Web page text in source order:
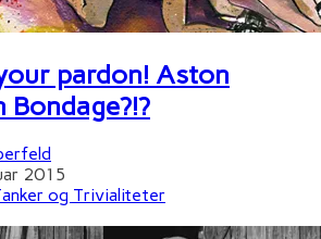
pardon! Aston
Bondage?!?
2015
og Trivialiteter